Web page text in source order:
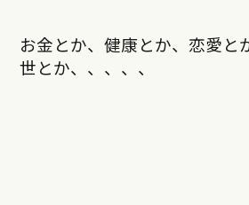
お金とか、健康とか、恋愛と
世とか、、、、、